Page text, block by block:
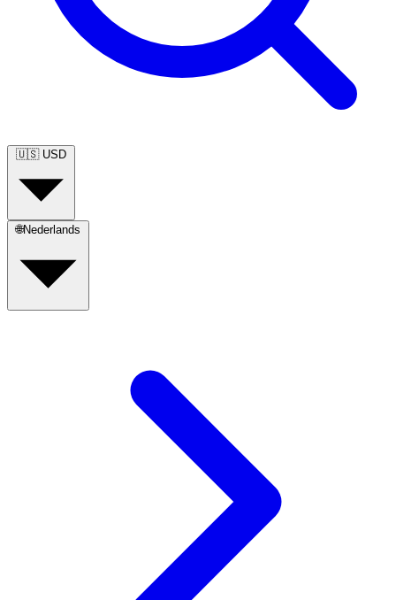
🇺🇸 USD
🌐Nederlands